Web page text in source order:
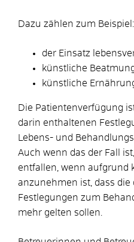
Dazu zählen zum Beispiel:
der Einsatz
künstliche
künstliche
Die Patientenverfügung
darin enthaltenen
Lebens- und
Auch wenn das der Fall
entfallen, wenn aufgrund
anzunehmen ist, dass die
Festlegungen zum
mehr gelten sollen.